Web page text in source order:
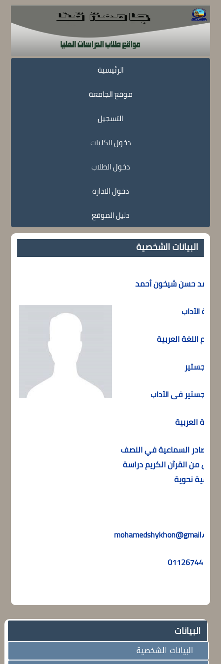
الرئيسية
موقع الجامعة
التسجيل
دخول الكليات
دخول الطلاب
دخول الادارة
دليل الموقع
البيانات الشخصية
محمد حسن شيخون أحمد
كلية الآداب
قسم اللغة العربية
الماجستير
الماجستير فى الآداب
اللغة العربية
المصادر السماعية في النصف
الأول من القرآن الكريم دراسة
صرفية نحوية
mohamedshykhon@gmail.com
01126744149
البيانات
البيانات الشخصية